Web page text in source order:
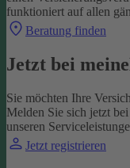
funktioniert auf allen
Beratung finden
Jetzt bei
Sie möchten Ihre
Melden Sie sich jetzt
unseren
Jetzt registrieren